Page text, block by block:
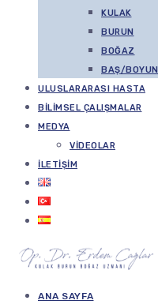
KULAK
BURUN
BOĞAZ
BAŞ/BOYUN
ULUSLARARASI HASTA
BILIMSEL ÇALIŞMALAR
MEDYA
VIDEOLAR
İLETIŞIM
ANA SAYFA